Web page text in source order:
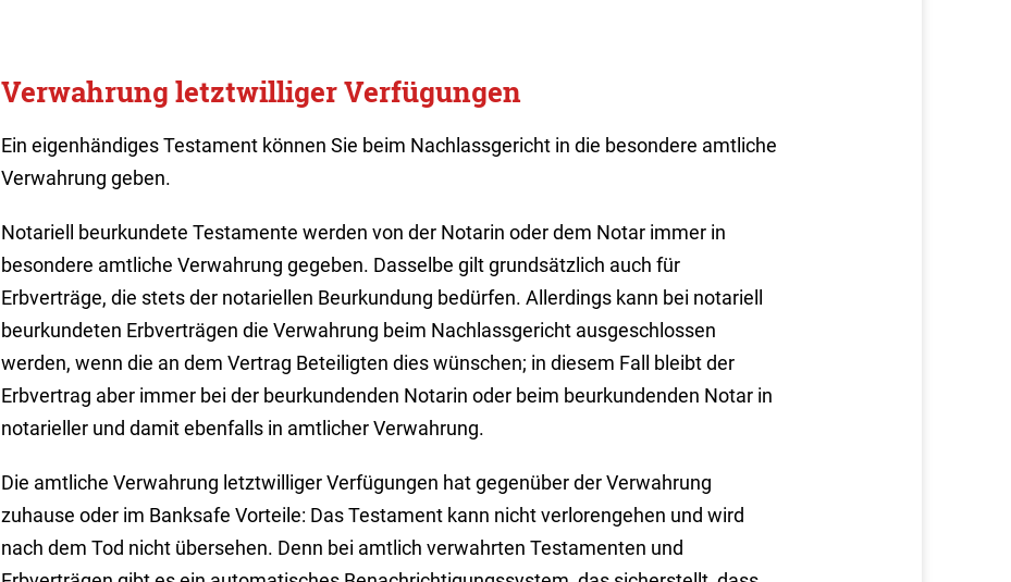
Verwahrung letztwilliger Verfügungen
Ein eigenhändiges Testament können Sie beim Nachlassgericht in die besondere amtliche
Verwahrung geben.
Notariell beurkundete Testamente werden von der Notarin oder dem Notar immer in
besondere amtliche Verwahrung gegeben. Dasselbe gilt grundsätzlich auch für
Erbverträge, die stets der notariellen Beurkundung bedürfen. Allerdings kann bei notariell
beurkundeten Erbverträgen die Verwahrung beim Nachlassgericht ausgeschlossen
werden, wenn die an dem Vertrag Beteiligten dies wünschen; in diesem Fall bleibt der
Erbvertrag aber immer bei der beurkundenden Notarin oder beim beurkundenden Notar in
notarieller und damit ebenfalls in amtlicher Verwahrung.
Die amtliche Verwahrung letztwilliger Verfügungen hat gegenüber der Verwahrung
zuhause oder im Banksafe Vorteile: Das Testament kann nicht verlorengehen und wird
nach dem Tod nicht übersehen. Denn bei amtlich verwahrten Testamenten und